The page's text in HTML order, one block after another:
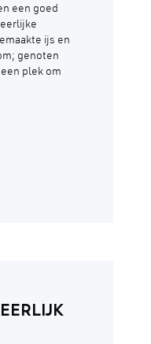
een goed
ijs en
genoten
plek om